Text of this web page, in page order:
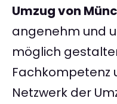
Umzug von
angenehm und
möglich
Fachkompetenz
Netzwerk der